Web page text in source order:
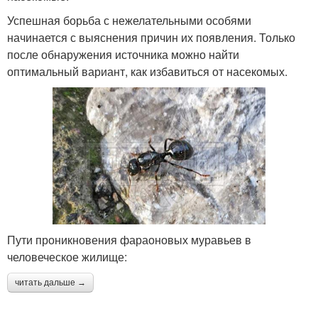
Успешная борьба с нежелательными особями
начинается с выяснения причин их появления. Только
после обнаружения источника можно найти
оптимальный вариант, как избавиться от насекомых.
Пути проникновения фараоновых муравьев в
человеческое жилище:
читать дальше →